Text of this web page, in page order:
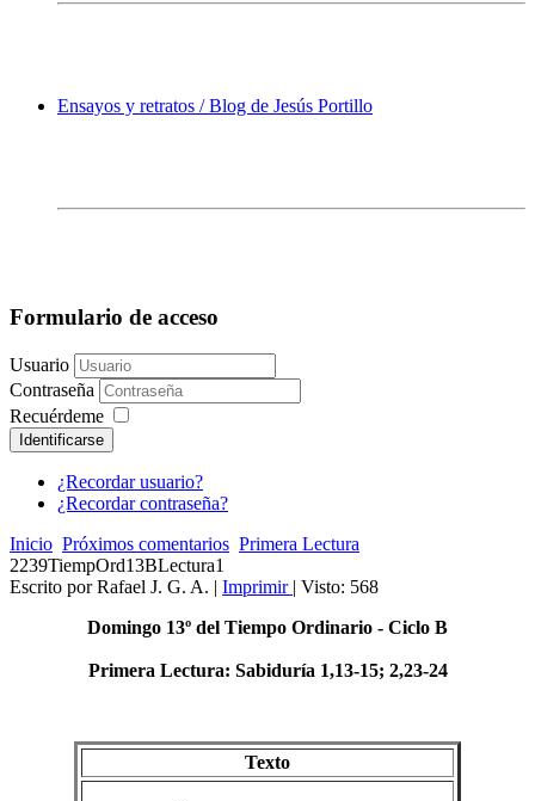
Ensayos y retratos / Blog de Jesús Portillo
Formulario de acceso
Usuario
Contraseña
Recuérdeme
Identificarse
¿Recordar usuario?
¿Recordar contraseña?
Inicio Próximos comentarios Primera Lectura
2239TiempOrd13BLectura1
Escrito por Rafael J. G. A. | Imprimir | Visto: 568
Domingo 13º del Tiempo Ordinario - Ciclo B
Primera Lectura: Sabiduría 1,13-15; 2,23-24
Texto